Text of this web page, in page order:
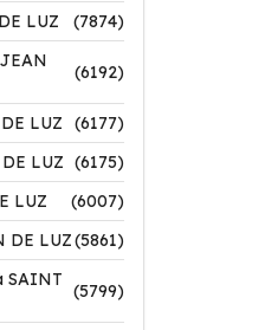
LUZ
(7874)
(6192)
LUZ
(6177)
LUZ (6175)
LUZ
(6007)
DE LUZ(5861)
SAINT
(5799)